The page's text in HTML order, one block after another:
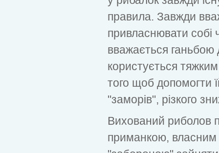
правила. Завжди
привласнювати
вважається ганьбою
користується
того щоб допомогти
"заморів", різкого
Вихований риболов
приманкою,